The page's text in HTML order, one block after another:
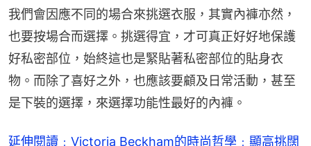
我們會因應不同的場合來挑選衣服，其實內褲亦然，
也要按場合而選擇。挑選得宜，才可真正好好地保護
好私密部位，始終這也是緊貼著私密部位的貼身衣
物。而除了喜好之外，也應該要顧及日常活動，甚至
是下裝的選擇，來選擇功能性最好的內褲。
延伸閱讀﹕Victoria Beckham的時尚哲學﹕顯高挑闊